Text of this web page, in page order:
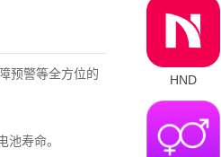
预警等全方位的
寿命。
卓版
HND
1.0.51.250916
最新版